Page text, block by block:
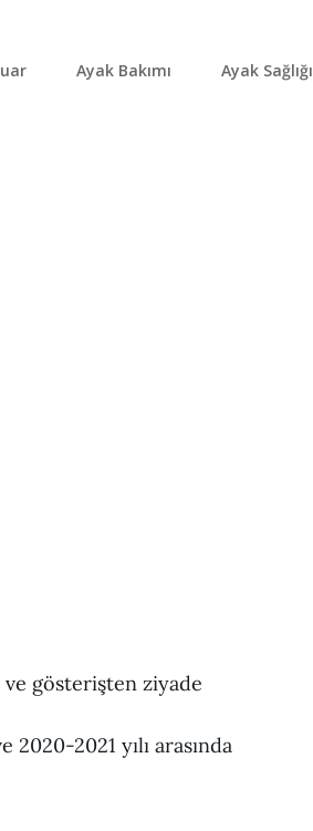
Ayak Bakımı Ayak Sağlığı
ve gösterişten ziyade
2021 yılı arasında